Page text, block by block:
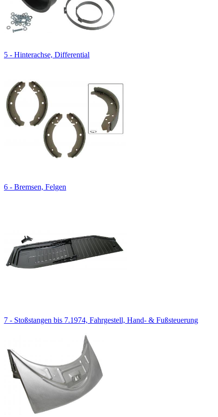
5 - Hinterachse, Differential
6 - Bremsen, Felgen
7 - Stoßstangen bis 7.1974, Fahrgestell, Hand- & Fußsteuerung